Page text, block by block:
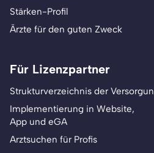
Stärken-Profil
Ärzte für den guten Zweck
Für Lizenzpartner
Strukturverzeichnis der
Implementierung in Website,
App und eGA
Arztsuchen für Profis